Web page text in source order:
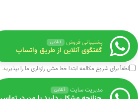
پشتیبانی فروش آنلاین
گفتگوی آنلاین از طریق واتساپ
لطفاً برای شروع مکالمه ابتداخط مشی رازداری ما را بپذیرید.
مدیریت سایت آنلاین